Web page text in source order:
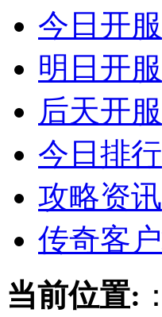
今日开服
明日开服
后天开服
今日排行
攻略资讯
传奇客
当前位置: ：